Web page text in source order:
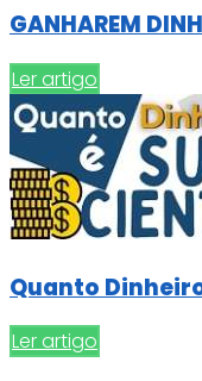
GANHAREM
Ler artigo
Quanto
Ler artigo